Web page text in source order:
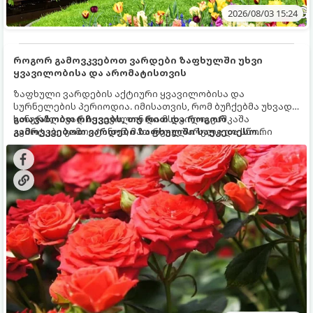
2026/08/03 15:24
როგორ გამოვკვებოთ ვარდები ზაფხულში უხვი
ყვავილობისა და არომატისთვის
ზაფხული ვარდების აქტიური ყვავილობისა და
სურნელების პერიოდია. იმისათვის, რომ ბუჩქებმა უხვად,
ხანგრძლივად იყვავილონ და მსხვილი, კაშკაშა
კვირტები გამოიტანონ, მათ რეგულარული და სწორი
გამოკვება სჭირდებათ. ზაფხულის პერიოდში მცენარის
მოთხოვნილებები იცვლება, ამიტომ მნიშვნელოვანია
ვიცოდეთ, რომელი სასუქები გამოიყენება ამ დროს.
გთავაზობთ რჩევებს, თუ რით და როგორ
გამოვკვებოთ ვარდები ზაფხულში საუკეთესო
შედეგის მისაღწევად: